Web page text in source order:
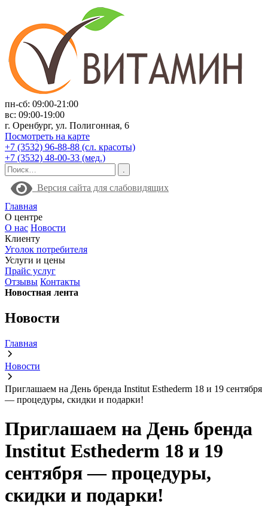
пн-сб: 09:00-21:00
вс: 09:00-19:00
г. Оренбург, ул. Полигонная, 6
Посмотреть на карте
+7 (3532) 96-88-88 (сл. красоты)
+7 (3532) 48-00-33 (мед.)
Версия сайта для слабовидящих
Главная
О центре
О нас Новости
Клиенту
Уголок потребителя
Услуги и цены
Прайс услуг
Отзывы Контакты
Новостная лента
Новости
Главная
Новости
Приглашаем на День бренда Institut Esthederm 18 и 19 сентября
— процедуры, скидки и подарки!
Приглашаем на День бренда
Institut Esthederm 18 и 19
сентября — процедуры,
скидки и подарки!